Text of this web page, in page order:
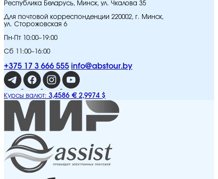
Республика Беларусь, Минск, ул. Чкалова 35
Для почтовой корреспонденции 220002, г. Минск,
ул. Сторожовская 6
Пн-Пт 10:00–19:00
Сб 11:00–16:00
+375 17 3 666 555 info@abstour.by
Курсы валют: 3,4586 € 2,9974 $